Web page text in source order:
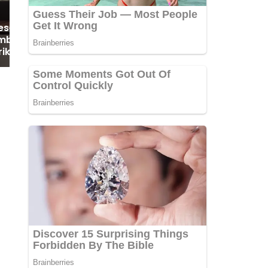
Tetap Hadir
Layanan
Lebaran